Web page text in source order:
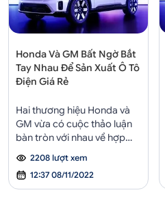
Honda Và GM Bất Ngờ Bắt
Tay Nhau Để Sản Xuất Ô Tô
Điện Giá Rẻ
Hai thương hiệu Honda và
GM vừa có cuộc thảo luận
bàn tròn với nhau về hợp
tương lai.
2208 lượt xem
12:37 08/11/2022